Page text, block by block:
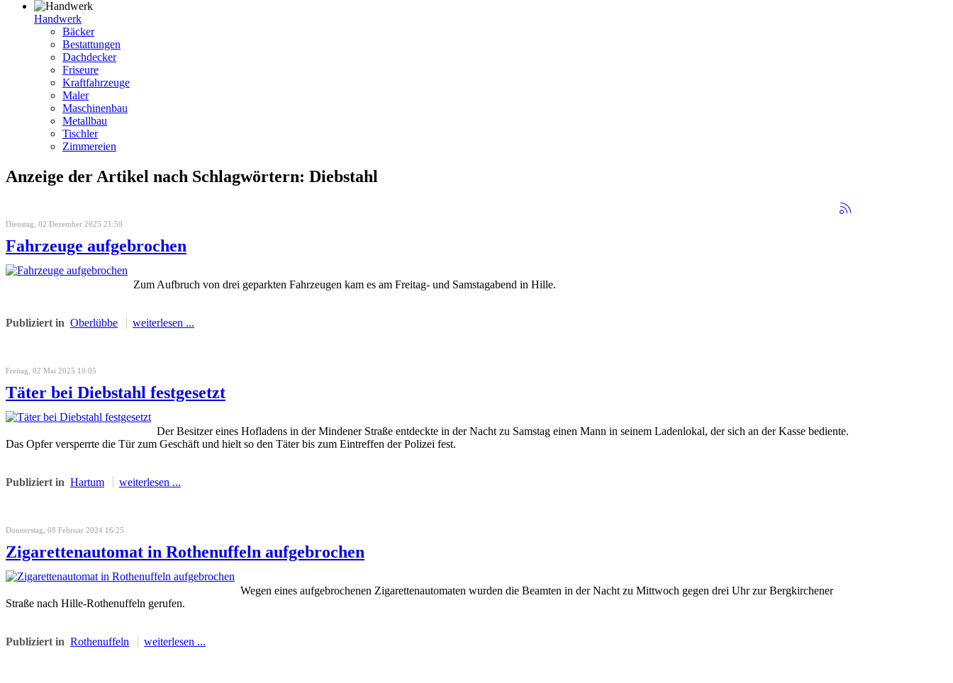
Handwerk
Bäcker
Bestattungen
Dachdecker
Friseure
Kraftfahrzeuge
Maler
Maschinenbau
Metallbau
Tischler
Zimmereien
Anzeige der Artikel nach Schlagwörtern: Diebstahl
Dienstag, 02 Dezember 2025 21:50
Fahrzeuge aufgebrochen
Zum Aufbruch von drei geparkten Fahrzeugen kam es am Freitag- und Samstagabend in Hille.
Publiziert in Oberlübbe weiterlesen ...
Freitag, 02 Mai 2025 10:05
Täter bei Diebstahl festgesetzt
Der Besitzer eines Hofladens in der Mindener Straße entdeckte in der Nacht zu Samstag einen Mann in seinem Ladenlokal, der sich an der Kasse bediente.
Das Opfer versperrte die Tür zum Geschäft und hielt so den Täter bis zum Eintreffen der Polizei fest.
Publiziert in Hartum weiterlesen ...
Donnerstag, 08 Februar 2024 16:25
Zigarettenautomat in Rothenuffeln aufgebrochen
Wegen eines aufgebrochenen Zigarettenautomaten wurden die Beamten in der Nacht zu Mittwoch gegen drei Uhr zur Bergkirchener
Straße nach Hille-Rothenuffeln gerufen.
Publiziert in Rothenuffeln weiterlesen ...